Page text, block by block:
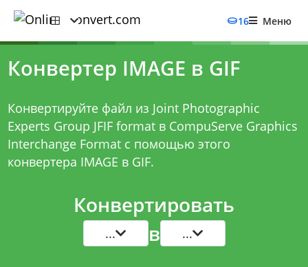
16 Меню
Конвертер IMAGE в GIF
Конвертируйте файл из Joint Photographic
Experts Group JFIF format в CompuServe Graphics
Interchange Format с помощью этого
конвертера IMAGE в GIF.
Конвертировать
... в ...